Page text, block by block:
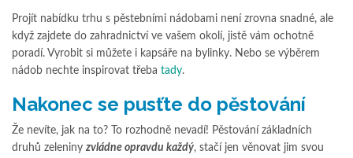
Projít nabídku trhu s pěstebními nádobami není zrovna snadné, ale
když zajdete do zahradnictví ve vašem okolí, jistě vám ochotně
poradí. Vyrobit si můžete i kapsáře na bylinky. Nebo se výběrem
nádob nechte inspirovat třeba tady.
Nakonec se pusťte do pěstování
Že nevíte, jak na to? To rozhodně nevadí! Pěstování základních
druhů zeleniny zvládne opravdu každý, stačí jen věnovat jim svou